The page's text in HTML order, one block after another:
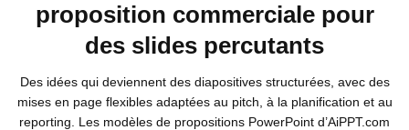
proposition commerciale pour
des slides percutants
Des idées qui deviennent des diapositives structurées, avec des
mises en page flexibles adaptées au pitch, à la planification et au
reporting. Les modèles de propositions PowerPoint d’AiPPT.com